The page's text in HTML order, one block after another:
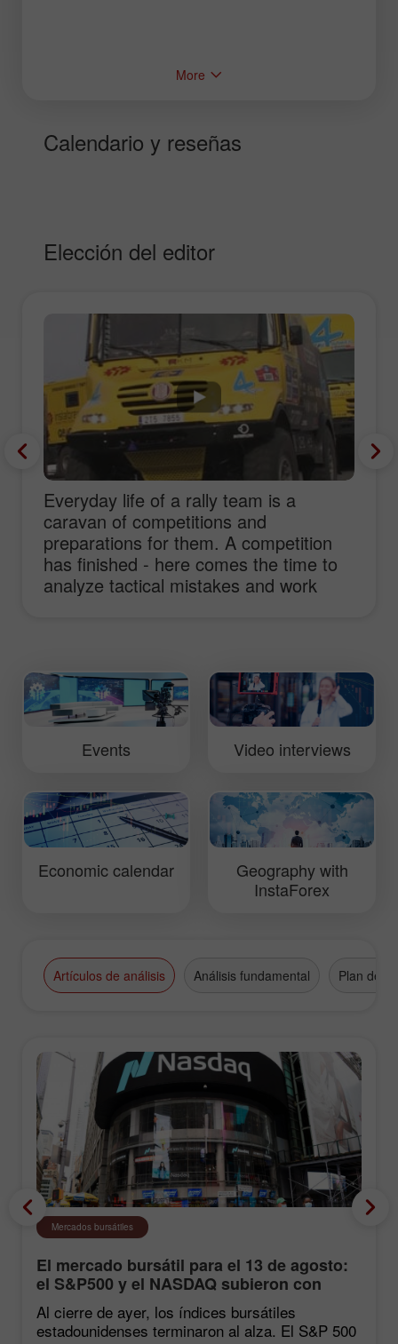
More
Calendario y reseñas
Elección del editor
Everyday life of a rally team is a
caravan of competitions and
preparations for them. A competition
has finished - here comes the time to
analyze tactical mistakes and work
Ales Loprais whose lifestyle is rallies.
Events Video interviews
Economic calendar
Geography with
InstaForex
Artículos de análisis Análisis fundamental Plan de
Mercados bursátiles
El mercado bursátil para el 13 de agosto:
el S&P500 y el NASDAQ subieron con
fuerza tras las estadísticas de inflación
Al cierre de ayer, los índices bursátiles
estadounidenses terminaron al alza. El S&P 500